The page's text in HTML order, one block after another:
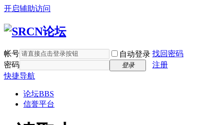
开启辅助访问
帐号 自动登录 找回密码
密码
登录
注册
快捷导航
论坛BBS
信誉平台